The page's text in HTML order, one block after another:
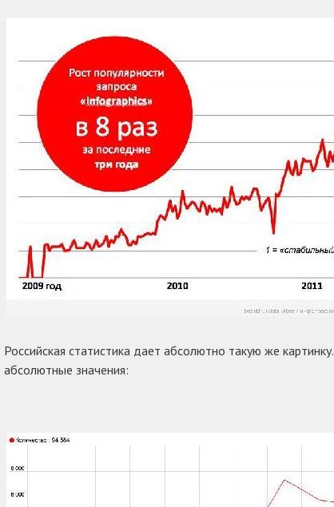
Российская статистика дает абсолютно такую же картинку.
абсолютные значения: